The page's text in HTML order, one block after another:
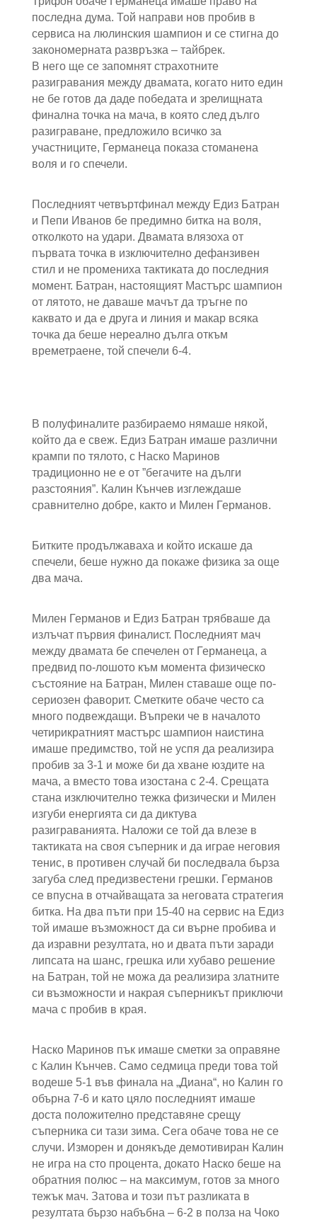
последна дума. Той направи нов пробив в
сервиса на люлинския шампион и се стигна до
закономерната развръзка – тайбрек.
В него ще се запомнят страхотните
разигравания между двамата, когато нито един
не бе готов да даде победата и зрелищната
финална точка на мача, в която след дълго
разиграване, предложило всичко за
участниците, Германеца показа стоманена
воля и го спечели.
Последният четвъртфинал между Едиз Батран
и Пепи Иванов бе предимно битка на воля,
отколкото на удари. Двамата влязоха от
първата точка в изключително дефанзивен
стил и не промениха тактиката до последния
момент. Батран, настоящият Мастърс шампион
от лятото, не даваше мачът да тръгне по
каквато и да е друга и линия и макар всяка
точка да беше нереално дълга откъм
времетраене, той спечели 6-4.
В полуфиналите разбираемо нямаше някой,
който да е свеж. Едиз Батран имаше различни
крампи по тялото, с Наско Маринов
традиционно не е от ”бегачите на дълги
разстояния”. Калин Кънчев изглеждаше
сравнително добре, както и Милен Германов.
Битките продължаваха и който искаше да
спечели, беше нужно да покаже физика за още
два мача.
Милен Германов и Едиз Батран трябваше да
излъчат първия финалист. Последният мач
между двамата бе спечелен от Германеца, а
предвид по-лошото към момента физическо
състояние на Батран, Милен ставаше още по-
сериозен фаворит. Сметките обаче често са
много подвеждащи. Въпреки че в началото
четирикратният мастърс шампион наистина
имаше предимство, той не успя да реализира
пробив за 3-1 и може би да хване юздите на
мача, а вместо това изостана с 2-4. Срещата
стана изключително тежка физически и Милен
изгуби енергията си да диктува
разиграванията. Наложи се той да влезе в
тактиката на своя съперник и да играе неговия
тенис, в противен случай би последвала бърза
загуба след предизвестени грешки. Германов
се впусна в отчайващата за неговата стратегия
битка. На два пъти при 15-40 на сервис на Едиз
той имаше възможност да си върне пробива и
да изравни резултата, но и двата пъти заради
липсата на шанс, грешка или хубаво решение
на Батран, той не можа да реализира златните
си възможности и накрая съперникът приключи
мача с пробив в края.
Наско Маринов пък имаше сметки за оправяне
с Калин Кънчев. Само седмица преди това той
водеше 5-1 във финала на „Диана“, но Калин го
обърна 7-6 и като цяло последният имаше
доста положително представяне срещу
съперника си тази зима. Сега обаче това не се
случи. Изморен и донякъде демотивиран Калин
не игра на сто процента, докато Наско беше на
обратния полюс – на максимум, готов за много
тежък мач. Затова и този път разликата в
резултата бързо набъбна – 6-2 в полза на Чоко